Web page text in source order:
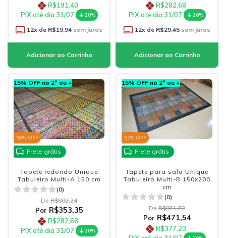
R$191,40
PIX até dia 31/07
20%
12x de R$19,94 sem juros
R$282,68
PIX até dia 31/07
20%
12x de R$29,45 sem juros
15% OFF no 2º ou +
56% OFF
Frete grátis
Tapete redondo Unique
Tabuleiro Multi-A 150 cm
(0)
De R$802,24
Por R$353,35
R$282,68
PIX até dia 31/07
20%
15% OFF no 2º ou +
51% OFF
Frete grátis
Tapete para sala Unique
Tabuleiro Multi-B 150x200
cm
(0)
De R$971,72
Por R$471,54
R$377,23